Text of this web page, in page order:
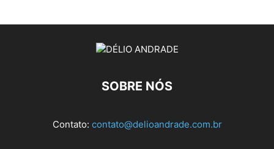
SOBRE NÓS
Contato: contato@delioandrade.com.br